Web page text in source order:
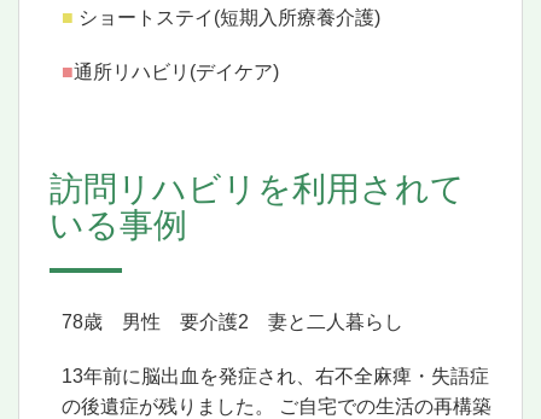
■ ショートステイ(短期入所療養介護)
■通所リハビリ(デイケア)
訪問リハビリを利用されて
いる事例
78歳 男性 要介護2 妻と二人暮らし
13年前に脳出血を発症され、右不全麻痺・失語症
の後遺症が残りました。 ご自宅での生活の再構築